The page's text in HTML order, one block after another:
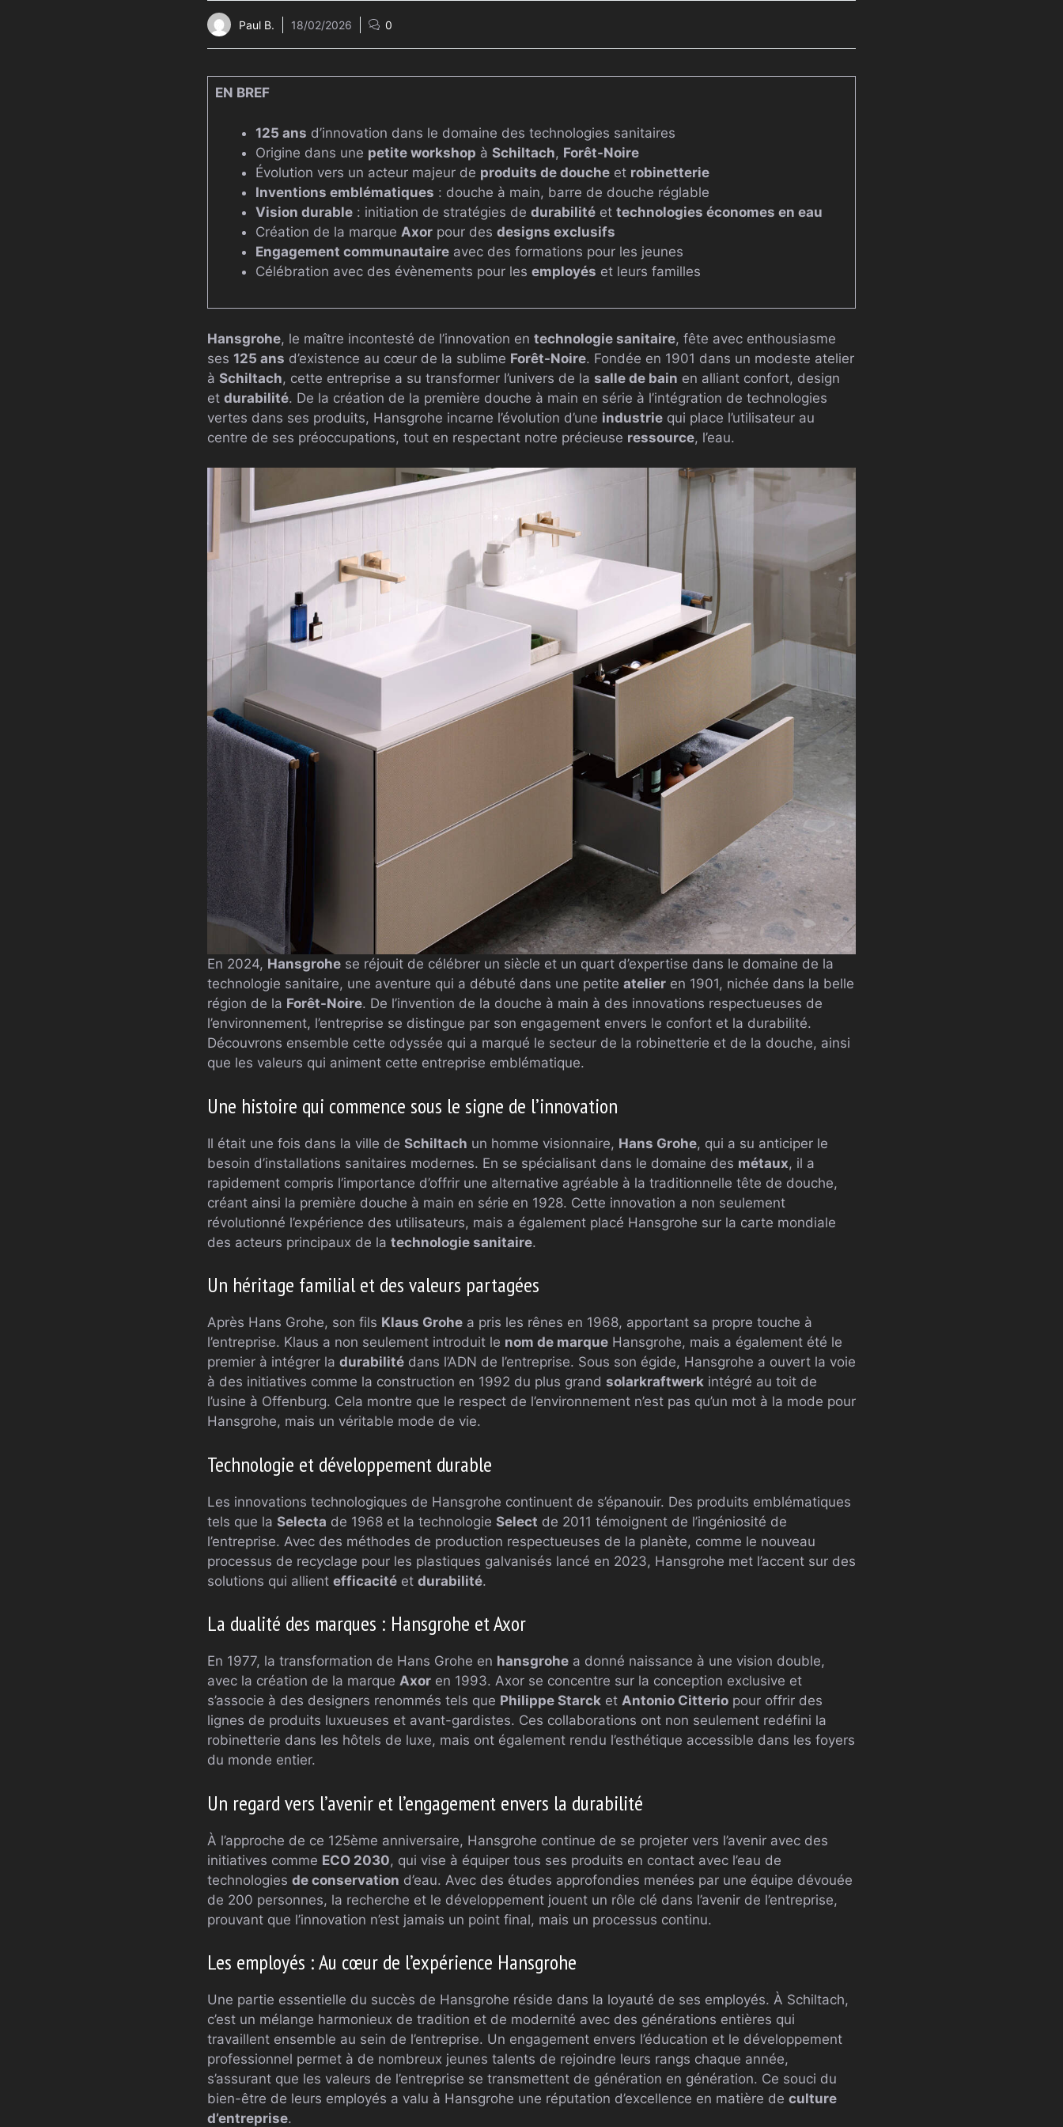
Paul B. 18/02/2026 0
EN BREF
125 ans d’innovation dans le domaine des technologies sanitaires
Origine dans une petite workshop à Schiltach, Forêt-Noire
Évolution vers un acteur majeur de produits de doucheet robinetterie
Inventions emblématiques : douche à main, barre de douche réglable
Vision durable: initiation de stratégies de durabilitéet technologies économes en eau
Création de la marque Axorpour des designs exclusifs
Engagement communautaireavec des formations pour les jeunes
Célébration avec des évènements pour les employés et leurs familles
Hansgrohe, le maître incontesté de l’innovation en technologie sanitaire, fête avec enthousiasme
ses 125 ans d’existence au cœur de la sublime Forêt-Noire. Fondée en 1901 dans un modeste atelier
à Schiltach, cette entreprise a su transformer l’univers de la salle de bain en alliant confort, design
et durabilité. De la création de la première douche à main en série à l’intégration de technologies
vertes dans ses produits, Hansgrohe incarne l’évolution d’une industrie qui place l’utilisateur au
centre de ses préoccupations, tout en respectant notre précieuse ressource, l’eau.
En 2024, Hansgrohe se réjouit de célébrer un siècle et un quart d’expertise dans le domaine de la
technologie sanitaire, une aventure qui a débuté dans une petite atelier en 1901, nichée dans la belle
région de la Forêt-Noire. De l’invention de la douche à main à des innovations respectueuses de
l’environnement, l’entreprise se distingue par son engagement envers le confort et la durabilité.
Découvrons ensemble cette odyssée qui a marqué le secteur de la robinetterie et de la douche, ainsi
que les valeurs qui animent cette entreprise emblématique.
Une histoire qui commence sous le signe de l’innovation
Il était une fois dans la ville de Schiltach un homme visionnaire, Hans Grohe, qui a su anticiper le
besoin d’installations sanitaires modernes. En se spécialisant dans le domaine des métaux, il a
rapidement compris l’importance d’offrir une alternative agréable à la traditionnelle tête de douche,
créant ainsi la première douche à main en série en 1928. Cette innovation a non seulement
révolutionné l’expérience des utilisateurs, mais a également placé Hansgrohe sur la carte mondiale
des acteurs principaux de la technologie sanitaire.
Un héritage familial et des valeurs partagées
Après Hans Grohe, son fils Klaus Grohe a pris les rênes en 1968, apportant sa propre touche à
l’entreprise. Klaus a non seulement introduit le nom de marque Hansgrohe, mais a également été le
premier à intégrer la durabilité dans l’ADN de l’entreprise. Sous son égide, Hansgrohe a ouvert la voie
à des initiatives comme la construction en 1992 du plus grand solarkraftwerk intégré au toit de
l’usine à Offenburg. Cela montre que le respect de l’environnement n’est pas qu’un mot à la mode pour
Hansgrohe, mais un véritable mode de vie.
Technologie et développement durable
Les innovations technologiques de Hansgrohe continuent de s’épanouir. Des produits emblématiques
tels que la Selecta de 1968 et la technologie Select de 2011 témoignent de l’ingéniosité de
l’entreprise. Avec des méthodes de production respectueuses de la planète, comme le nouveau
processus de recyclage pour les plastiques galvanisés lancé en 2023, Hansgrohe met l’accent sur des
solutions qui allient efficacité et durabilité.
La dualité des marques : Hansgrohe et Axor
En 1977, la transformation de Hans Grohe en hansgrohe a donné naissance à une vision double,
avec la création de la marque Axor en 1993. Axor se concentre sur la conception exclusive et
s’associe à des designers renommés tels que Philippe Starck et Antonio Citterio pour offrir des
lignes de produits luxueuses et avant-gardistes. Ces collaborations ont non seulement redéfini la
robinetterie dans les hôtels de luxe, mais ont également rendu l’esthétique accessible dans les foyers
du monde entier.
Un regard vers l’avenir et l’engagement envers la durabilité
À l’approche de ce 125ème anniversaire, Hansgrohe continue de se projeter vers l’avenir avec des
initiatives comme ECO 2030, qui vise à équiper tous ses produits en contact avec l’eau de
technologies de conservation d’eau. Avec des études approfondies menées par une équipe dévouée
de 200 personnes, la recherche et le développement jouent un rôle clé dans l’avenir de l’entreprise,
prouvant que l’innovation n’est jamais un point final, mais un processus continu.
Les employés : Au cœur de l’expérience Hansgrohe
Une partie essentielle du succès de Hansgrohe réside dans la loyauté de ses employés. À Schiltach,
c’est un mélange harmonieux de tradition et de modernité avec des générations entières qui
travaillent ensemble au sein de l’entreprise. Un engagement envers l’éducation et le développement
professionnel permet à de nombreux jeunes talents de rejoindre leurs rangs chaque année,
s’assurant que les valeurs de l’entreprise se transmettent de génération en génération. Ce souci du
bien-être de leurs employés a valu à Hansgrohe une réputation d’excellence en matière de culture
d’entreprise.